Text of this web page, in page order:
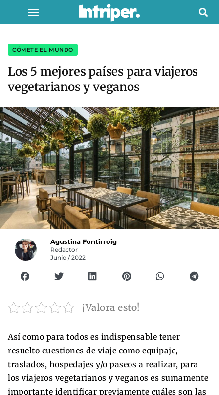
CÓMETE EL MUNDO
Los 5 mejores países para viajeros
vegetarianos y veganos
Agustina Fontirroig
Redactor
Junio / 2022
¡Valora esto!
Así como para todos es indispensable tener
resuelto cuestiones de viaje como equipaje,
traslados, hospedajes y/o paseos a realizar, para
los viajeros vegetarianos y veganos es sumamente
importante identificar previamente cuáles son las